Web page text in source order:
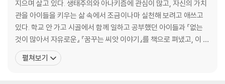
지으며 살고 있다. 생태주의와 아나키즘에 관심이 많고, 자신의 가치
관을 아이들을 키우는 삶 속에서 조금이나마 실천해 보려고 애쓰고
있다. 학교 안 가고 시골에서 함께 일하고 공부했던 아이들과 『없는
것이 많아서 자유로운』 『꿈꾸는 씨앗 이야기』를 책으로 펴냈고, 이 시
대 청년들이 좋은 책들을 찾아 읽으며 삶의 길 찾기를 했으면 하는 바
람으로 『농사짓는 철학자, 불편한 책을 권하다』를 썼다. 번역한 책으
펼쳐보기